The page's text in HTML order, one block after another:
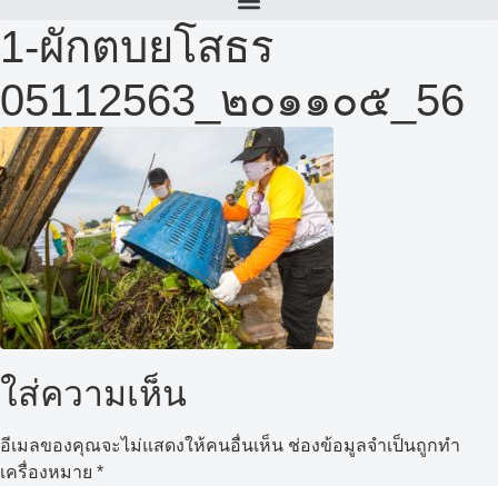
1-ผักตบยโสธร
05112563_๒๐๑๑๐๕_56
ใส่ความเห็น
อีเมลของคุณจะไม่แสดงให้คนอื่นเห็น ช่องข้อมูลจำเป็นถูกทำ
เครื่องหมาย *